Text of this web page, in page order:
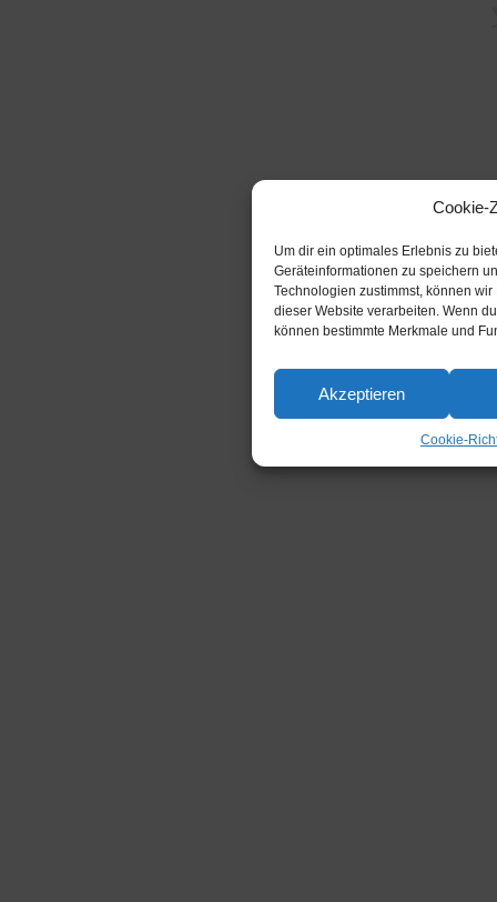
Cookie-
Um dir ein optimales Erlebnis zu
Geräteinformationen zu speichern
Technologien zustimmst, können
dieser Website verarbeiten. Wenn
können bestimmte Merkmale und
Akzeptieren
Cookie-